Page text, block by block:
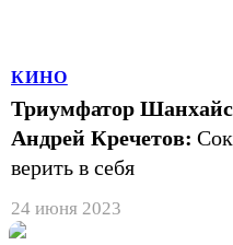
КИНО
Триумфатор
Андрей Кречетов:
верить в себя
24 июня 2023